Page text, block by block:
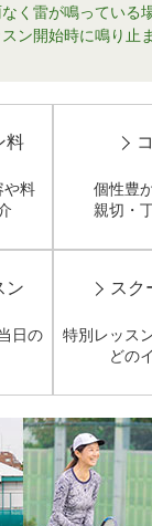
く雷が鳴っている
ン開始時に鳴り止
料
や料
個性豊
親切・
ン
日の
スク
特別レッス
どの